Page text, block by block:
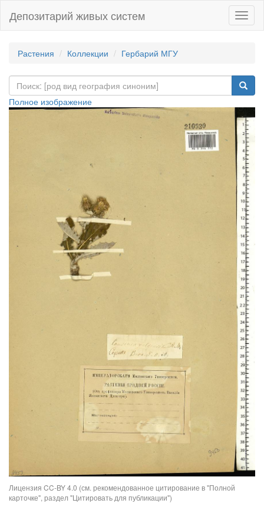
Депозитарий живых систем
Растения Коллекции Гербарий МГУ
Полное изображение
Лицензия CC-BY 4.0 (см. рекомендованное цитирование в "Полной
карточке", раздел "Цитировать для публикации")